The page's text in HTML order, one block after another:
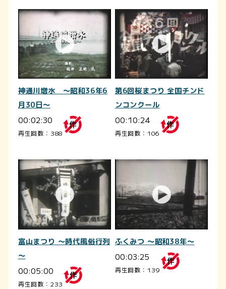
神通川増水 ～昭和36年6
月30日～
00:02:30
再生回数：388
第6回桜まつり 全国チンド
ンコンクール
00:10:24
再生回数：106
富山まつり ～時代風俗行列
～
00:05:00
再生回数：233
ふくみつ ～昭和38年～
00:03:25
再生回数：139